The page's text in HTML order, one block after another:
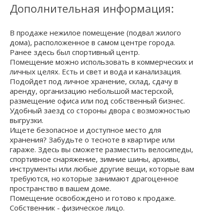
Дополнительная информация:
В продаже нежилое помещение (подвал жилого
дома), расположенное в самом центре города.
Ранее здесь был спортивный центр.
Помещение можно использовать в коммерческих и
личных целях. Есть и свет и вода и канализация.
Подойдет под личное хранение, склад, сдачу в
аренду, организацию небольшой мастерской,
размещение офиса или под собственный бизнес.
Удобный заезд со стороны двора с возможностью
выгрузки.
Ищете безопасное и доступное место для
хранения? Забудьте о тесноте в квартире или
гараже. Здесь вы сможете разместить велосипеды,
спортивное снаряжение, зимние шины, архивы,
инструменты или любые другие вещи, которые вам
требуются, но которые занимают драгоценное
пространство в вашем доме.
Помещение освобождено и готово к продаже.
Собственник - физическое лицо.